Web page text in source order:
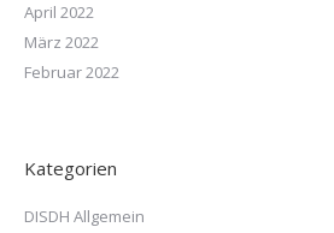
April 2022
März 2022
Februar 2022
Kategorien
DISDH Allgemein